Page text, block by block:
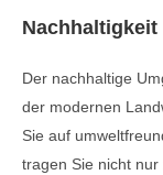
Der nachhaltige
der modernen
Sie auf
tragen Sie nicht